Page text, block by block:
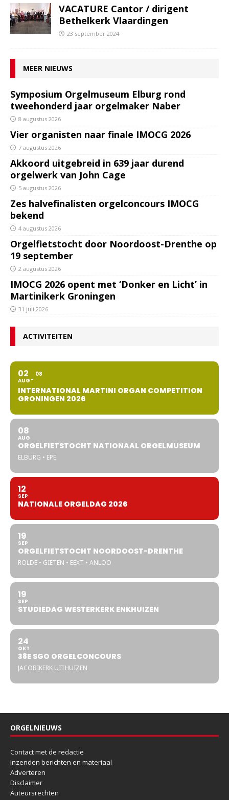
VACATURE Cantor / dirigent
Bethelkerk Vlaardingen
23 september 2024
MEER NIEUWS
Symposium Orgelmuseum Elburg rond
tweehonderd jaar orgelmaker Naber
8 augustus 2026
Vier organisten naar finale IMOCG 2026
7 augustus 2026
Akkoord uitgebreid in 639 jaar durend
orgelwerk van John Cage
5 augustus 2026
Zes halvefinalisten orgelconcours IMOCG
bekend
4 augustus 2026
Orgelfietstocht door Noordoost-Drenthe op
19 september
2 augustus 2026
IMOCG 2026 opent met ‘Donker en Licht’ in
Martinikerk Groningen
31 juli 2026
ACTIVITEITEN
02
AUG
08
INTERNATIONAL MARTINI ORGAN COMPETITION
GRONINGEN 2026
08
AUG
ORGELFIETSTOCHT NATIONAAL ORGELMUSEUM
ELBURG • EPE
12
SEP
NATIONALE ORGELDAG 2026
19
SEP
ORGELFIETSTOCHT NOORDOOST-DRENTHE
ROLDE • GIETEN • EEXT • ANLOO
19
SEP
STUDIEDAG WESTERKERK ENKHUIZEN
24
OKT
38E SGO ORGELCONCOURS
JACOBIKERK UITHUIZEN
ORGELNIEUWS
Contact met de redactie
Inzenden berichten en materiaal
Adverteren
Disclaimer
Auteursrechten